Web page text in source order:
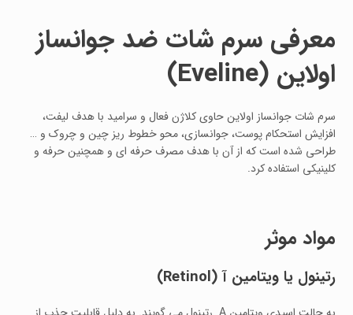
معرفی سرم شات ضد جوانساز
اولاین (Eveline)
سرم شات جوانساز اولاین حاوی کلاژن فعال و سرامید با هدف لیفت،
افزایش استحکام پوست، جوانسازی، محو خطوط ریز چین و چروک و …
طراحی شده است که از آن با هدف مصرف حرفه ای و همچنین حرفه و
کلینیکی استفاده کرد.
مواد موثر
رتینول یا ویتامین آ (Retinol)